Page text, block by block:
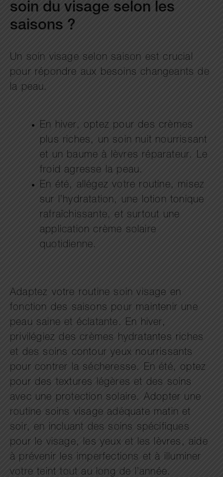
soin du visage selon les
saisons ?
Un soin visage selon saison est crucial
pour répondre aux besoins changeants de
la peau.
En hiver, optez pour des crèmes
plus riches, un soin nuit nourrissant
et un baume à lèvres réparateur. Le
froid agresse la peau.
En été, allégez votre routine, misez
sur l’hydratation, une lotion tonique
rafraîchissante, et surtout une
application crème solaire
quotidienne.
Adaptez votre routine soin visage en
fonction des saisons pour maintenir une
peau saine et éclatante. En hiver,
privilégiez des crèmes hydratantes riches
et des soins contour yeux nourrissants
pour contrer la sécheresse. En été, optez
pour des textures légères et des soins
avec une protection solaire. Adopter une
routine soins visage adéquate matin et
soir, en incluant des soins spécifiques
pour le visage, les yeux et les lèvres, aide
à prévenir les imperfections et à illuminer
votre teint tout au long de l’année.